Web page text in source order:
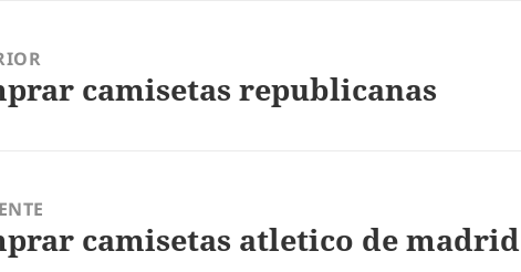
camisetas republicanas
camisetas atletico de madrid